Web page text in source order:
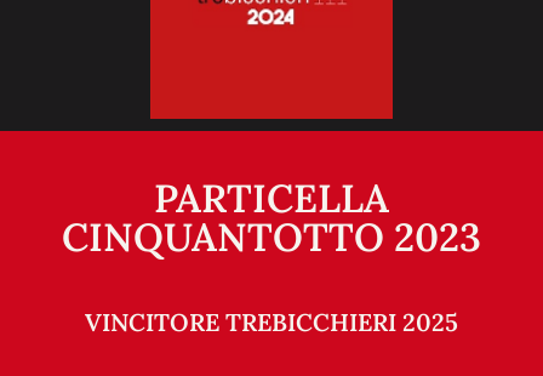
PARTICELLA
CINQUANTOTTO 2023
VINCITORE TREBICCHIERI 2025